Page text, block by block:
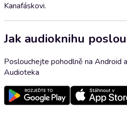
Kanafáskovi.
Jak audioknihu
Poslouchejte pohodlně na Android
Audioteka